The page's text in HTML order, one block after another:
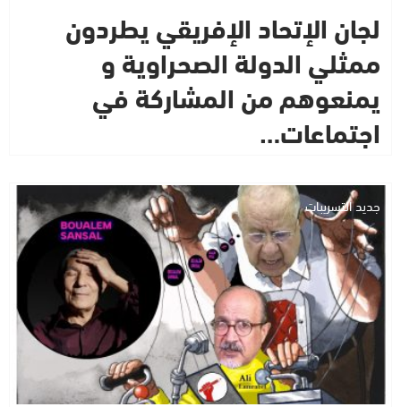
لجان الإتحاد الإفريقي يطردون
ممثلي الدولة الصحراوية و
يمنعوهم من المشاركة في
اجتماعات…
جديد التسريبات